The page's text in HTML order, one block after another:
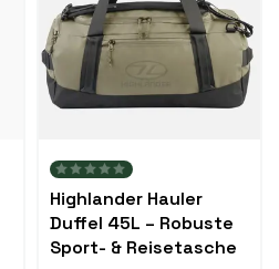
Highlander Hauler
Duffel 45L – Robuste
Sport- & Reisetasche